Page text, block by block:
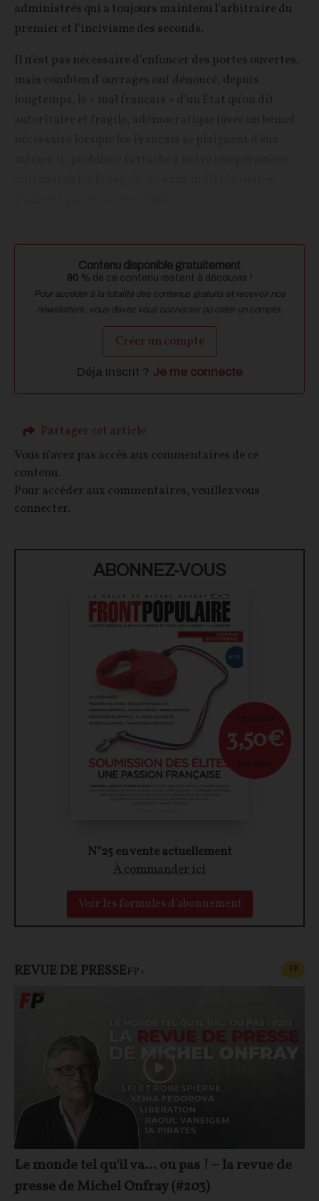
administrés qui a toujours maintenu l’arbitraire du
premier et l’incivisme des seconds.
Il n’est pas nécessaire d’enfoncer des portes ouvertes,
mais combien d’ouvrages ont dénoncé, depuis
Contenu disponible gratuitement
90 % de ce contenu restent à découvrir !
Pour accéder à la totalité des contenus gratuits et recevoir nos
newsletters, vous devez vous connecter ou créer un compte.
Créer un compte
Déja inscrit ? Je me connecte
Partager cet article
Vous n'avez pas accès aux commentaires de ce
contenu.
Pour accéder aux commentaires, veuillez vous
connecter.
ABONNEZ-VOUS
N°25 en vente actuellement
À commander ici
Voir les formules d'abonnement
À partir de
3,50€
par mois
REVUE DE PRESSEFP+ FP
Le monde tel qu'il va… ou pas ! – la revue de
presse de Michel Onfray (#203)